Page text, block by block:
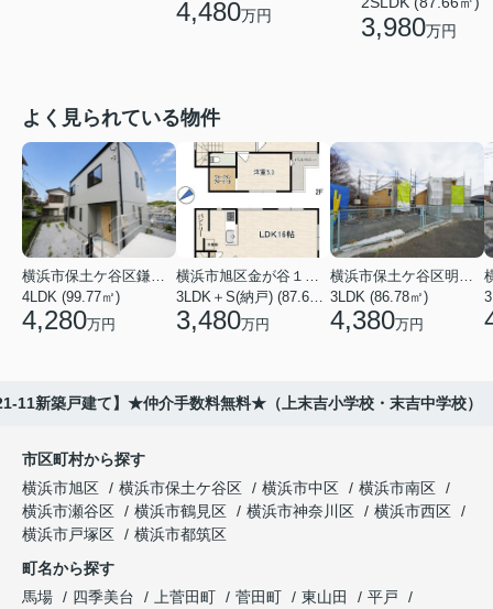
4,480万円 3,980万円
よく見られている物件
4LDK (99.77㎡)
4,280万円 3,480万円
3LDK (86.78㎡)
4,380万円
11新築戸建て】★仲介手数料無料★（上末吉小学校・末吉中学校）
市区町村から探す
横浜市旭区
横浜市保土ケ谷区 横浜市中区
横浜市南区
横浜市瀬谷区
横浜市鶴見区 横浜市神奈川区
横浜市西区
横浜市戸塚区
横浜市都筑区
町名から探す
馬場
四季美台 上菅田町 菅田町 東山田
平戸